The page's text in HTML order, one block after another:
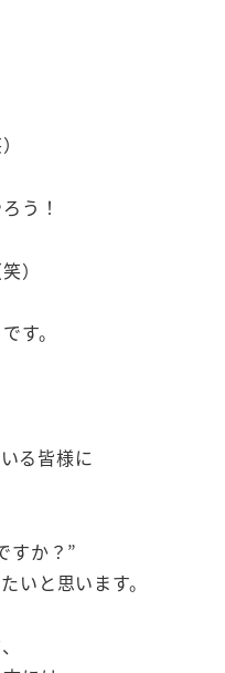
う！
）
す。
る皆様に
すか？”
いと思います。